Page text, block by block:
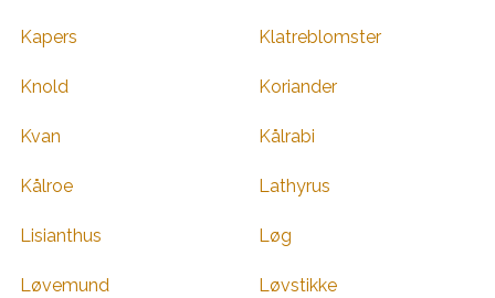
Kapers Klatreblomster
Knold Koriander
Kvan Kålrabi
Kålroe Lathyrus
Lisianthus Løg
Løvemund Løvstikke